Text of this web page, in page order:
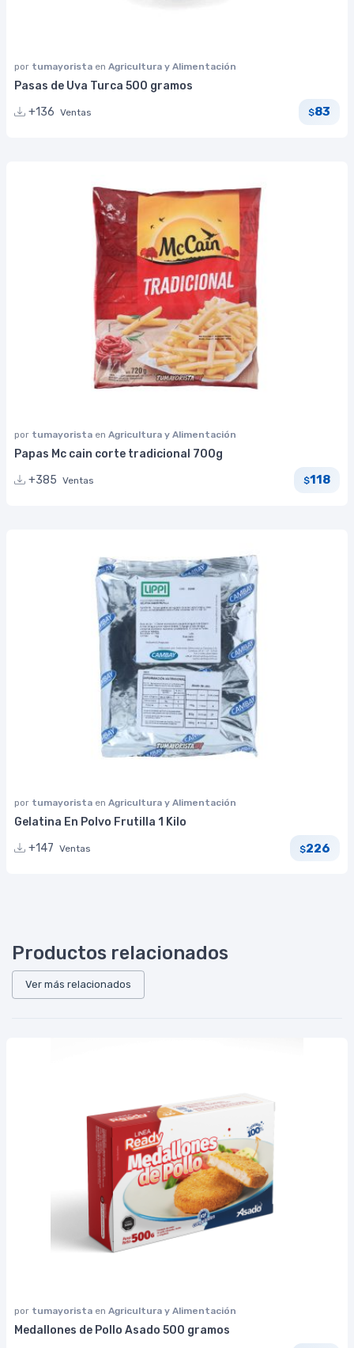
por tumayorista en Agricultura y Alimentación
Pasas de Uva Turca 500 gramos
+136 Ventas $83
por tumayorista en Agricultura y Alimentación
Papas Mc cain corte tradicional 700g
+385 Ventas $118
por tumayorista en Agricultura y Alimentación
Gelatina En Polvo Frutilla 1 Kilo
+147 Ventas $226
Productos relacionados
Ver más relacionados
por tumayorista en Agricultura y Alimentación
Medallones de Pollo Asado 500 gramos